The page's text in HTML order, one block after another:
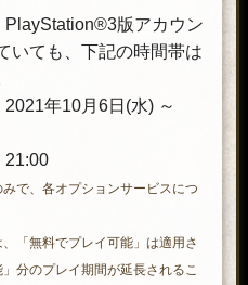
版アカウン
いても、下記の時間帯は
年10月6日(水) ～
で、各オプションサービスにつ
「無料でプレイ可能」は適用さ
分のプレイ期間が延長されるこ